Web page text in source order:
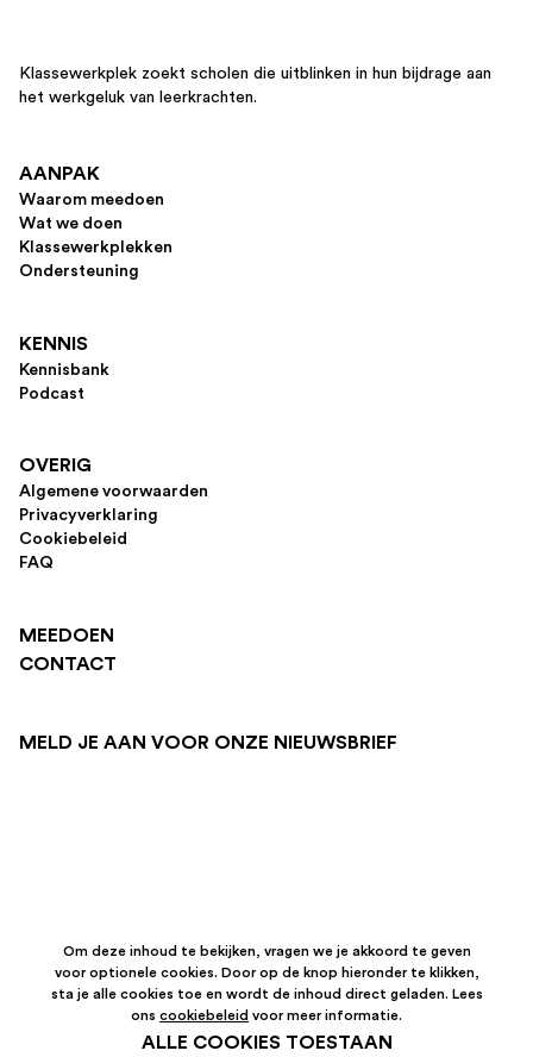
Klassewerkplek zoekt scholen die uitblinken in hun bijdrage aan
het werkgeluk van leerkrachten.
AANPAK
Waarom meedoen
Wat we doen
Klassewerkplekken
Ondersteuning
KENNIS
Kennisbank
Podcast
OVERIG
Algemene voorwaarden
Privacyverklaring
Cookiebeleid
FAQ
MEEDOEN
CONTACT
MELD JE AAN VOOR ONZE NIEUWSBRIEF
Om deze inhoud te bekijken, vragen we je akkoord te geven
voor optionele cookies. Door op de knop hieronder te klikken,
sta je alle cookies toe en wordt de inhoud direct geladen. Lees
ons cookiebeleid voor meer informatie.
ALLE COOKIES TOESTAAN